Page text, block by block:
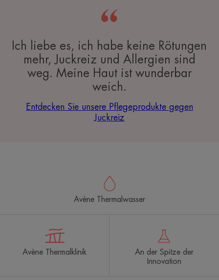
Ich liebe es, ich habe keine Rötungen
mehr, Juckreiz und Allergien sind
weg. Meine Haut ist wunderbar
weich.
Entdecken Sie unsere Pflegeprodukte gegen
Juckreiz
Avène Thermalwasser
Avène Thermalklinik
An der Spitze der
Innovation